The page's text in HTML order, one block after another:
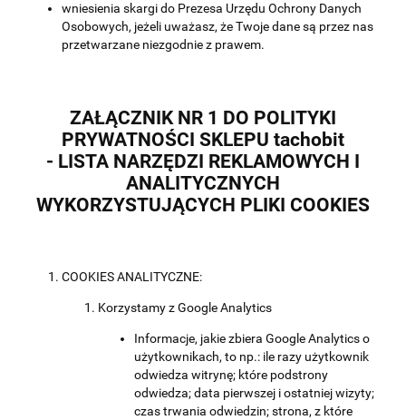
wniesienia skargi do Prezesa Urzędu Ochrony Danych
Osobowych, jeżeli uważasz, że Twoje dane są przez nas
przetwarzane niezgodnie z prawem.
ZAŁĄCZNIK NR 1 DO POLITYKI
PRYWATNOŚCI SKLEPU tachobit
- LISTA NARZĘDZI REKLAMOWYCH I
ANALITYCZNYCH
WYKORZYSTUJĄCYCH PLIKI COOKIES
COOKIES ANALITYCZNE:
Korzystamy z Google Analytics
Informacje, jakie zbiera Google Analytics o
użytkownikach, to np.: ile razy użytkownik
odwiedza witrynę; które podstrony
odwiedza; data pierwszej i ostatniej wizyty;
czas trwania odwiedzin; strona, z które